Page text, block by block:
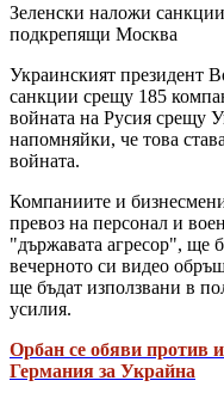
Зеленски наложи
подкрепящи Москва
Украинският президент
санкции срещу 185
войната на Русия срещу
напомняйки, че това
войната.
Компаниите и
превоз на персонал и
"държавата агресор", ще
вечерното си видео
ще бъдат използвани в
усилия.
Орбан се обяви против
Германия за Украйна